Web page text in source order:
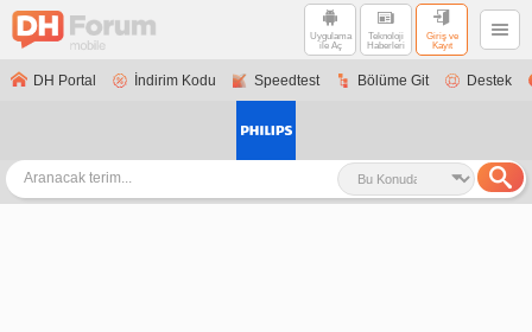
Uygulama
ile Aç
Teknoloji
Haberleri
Giriş ve
Kayıt
DH Portal İndirim Kodu Speedtest Bölüme Git Destek